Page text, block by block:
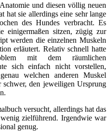
und diesen völlig neuen
hat sie allerdings eine sehr lange
des Hundes verbracht. Es
einigermaßen sitzen, zügig zur
werden die einzelnen Muskeln
erläutert. Relativ schnell hatte
mit dem räumlichen
sich einfach nicht vorstellen,
welchen anderen Muskel
den jeweiligen Ursprung
versucht, allerdings hat das
zielführend. Irgendwie war
genug.